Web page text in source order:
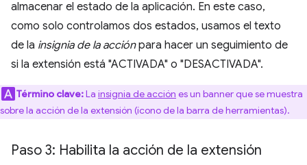
almacenar el estado de la aplicación. En este caso,
como solo controlamos dos estados, usamos el texto
de la insignia de la acciónpara hacer un seguimiento de
si la extensión está "ACTIVADA" o "DESACTIVADA".
Término clave:La insignia de acción es un banner que se muestra
sobre la acción de la extensión (ícono de la barra de herramientas).
Paso 3: Habilita la acción de la extensión